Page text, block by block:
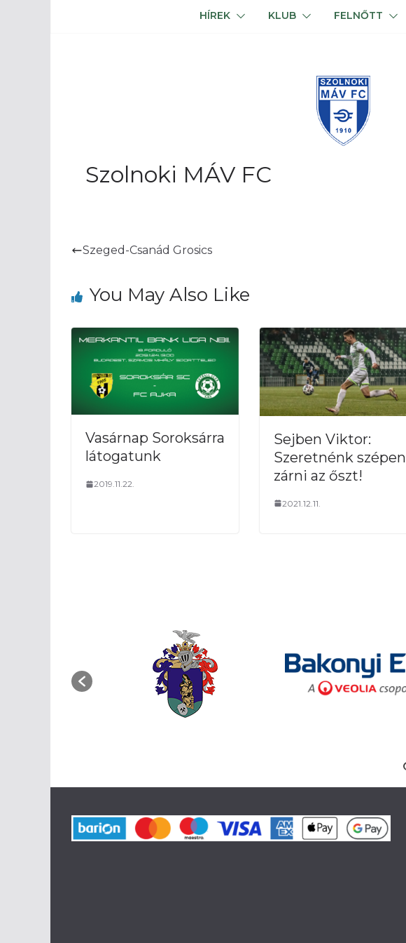
HÍREK KLUB FELNŐTT
Szolnoki MÁV FC
Szeged-Csanád Grosics
You May Also Like
Vasárnap Soroksárra
látogatunk
2019.11.22.
Sejben Viktor:
Szeretnénk szépen
zárni az őszt!
2021.12.11.